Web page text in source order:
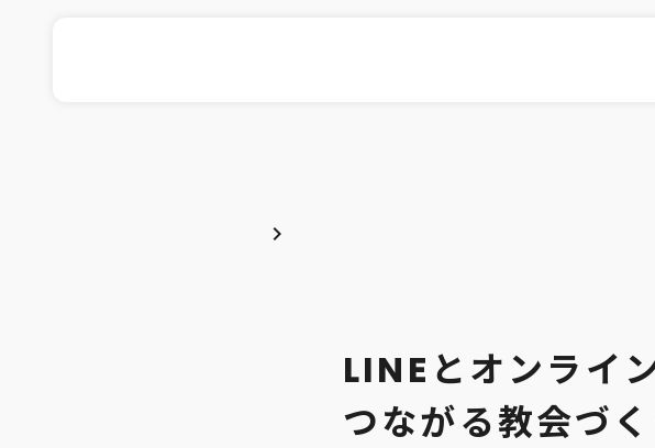
chevron_right
LINEとオンライ
つながる教会づく